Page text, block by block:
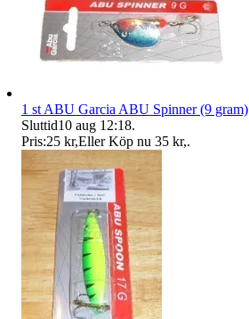
1 st ABU Garcia ABU Spinner (9 gram)
Sluttid10 aug 12:18.
Pris:25 kr,Eller Köp nu 35 kr,.